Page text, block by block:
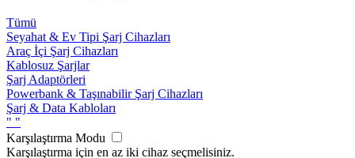
Tümü
Seyahat & Ev Tipi Şarj Cihazları
Araç İçi Şarj Cihazları
Kablosuz Şarjlar
Şarj Adaptörleri
Powerbank & Taşınabilir Şarj Cihazları
Şarj & Data Kabloları
" "
Karşılaştırma Modu
Karşılaştırma için en az iki cihaz seçmelisiniz.